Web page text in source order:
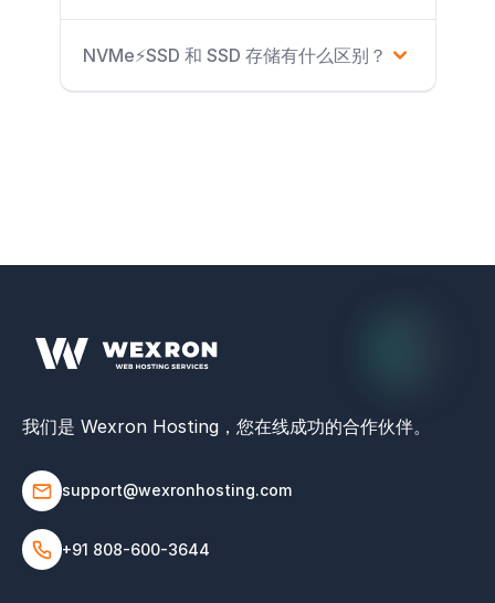
NVMe⚡SSD 和 SSD 存储有什么区别？
我们是 Wexron Hosting，您在线成功的合作伙伴。
support@wexronhosting.com
+91 808-600-3644